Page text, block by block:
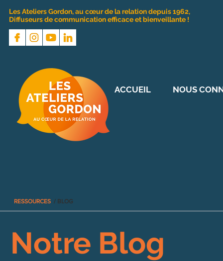
Les Ateliers Gordon, au cœur de la relation depuis 1962,
Diffuseurs de communication efficace et bienveillante !
RESSOURCES / BLOG
Notre Blog
ACCUEIL NOUS